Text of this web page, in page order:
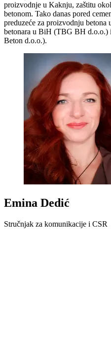
proizvodnje u Kaknju, zaštitu
betonom. Tako danas pored
preduzeće za proizvodnju
betonara u BiH (TBG BH d.o.o.)
Beton d.o.o.).
Emina Dedić
Stručnjak za komunikacije i CSR